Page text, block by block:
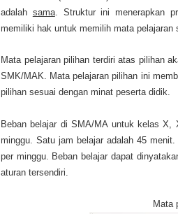
adalah sama. Struktur ini menerapkan
memiliki hak untuk memilih mata pelajaran
Mata pelajaran pilihan terdiri atas pilihan
SMK/MAK. Mata pelajaran pilihan ini
pilihan sesuai dengan minat peserta didik.
Beban belajar di SMA/MA untuk kelas
minggu. Satu jam belajar adalah 45
per minggu. Beban belajar dapat
aturan tersendiri.
Mata